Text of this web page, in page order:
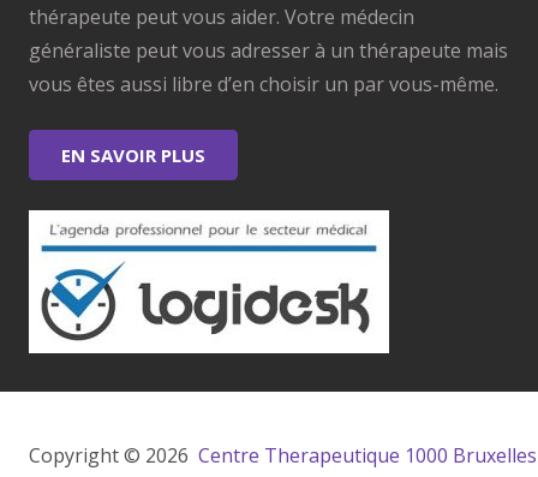
thérapeute peut vous aider. Votre médecin
généraliste peut vous adresser à un thérapeute mais
vous êtes aussi libre d’en choisir un par vous-même.
EN SAVOIR PLUS
Copyright © 2026 Centre Therapeutique 1000 Bruxelles